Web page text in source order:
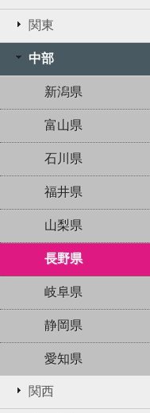
関東
中部
新潟県
富山県
石川県
福井県
山梨県
長野県
岐阜県
静岡県
愛知県
関西